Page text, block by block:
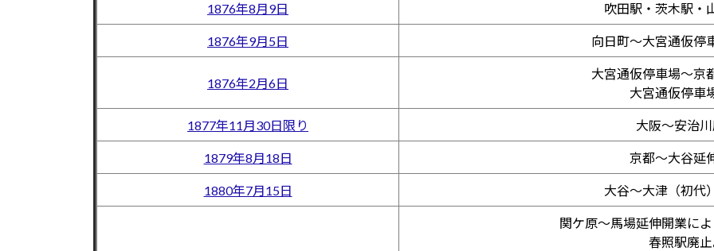
1876年8月9日 吹田駅・茨木駅・
1876年9月5日 向日町～大宮通仮停
1876年2月6日
大宮通仮停車場～京
大宮通仮停車
1877年11月30日限り 大阪～安治
1879年8月18日 京都～大谷延
1880年7月15日 大谷～大津（初代
関ケ原～馬場延伸開業に
春照駅廃